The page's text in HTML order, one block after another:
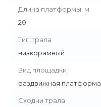
Длина платформы, м
20
Тип трала
низкорамный
Вид площадки
раздвижная платформа
Сходни трала